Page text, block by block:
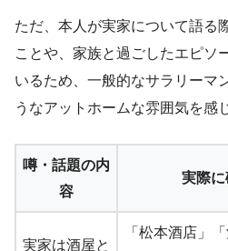
ただ、本人が実家について語る
ことや、家族と過ごしたエピソ
いるため、一般的なサラリーマ
うなアットホームな雰囲気を感
噂・話題の内
容
実際
実家は酒屋と
「松本酒店」